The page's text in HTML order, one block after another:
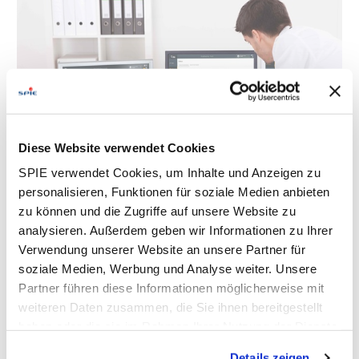
Diese Website verwendet Cookies
SPIE verwendet Cookies, um Inhalte und Anzeigen zu
personalisieren, Funktionen für soziale Medien anbieten
zu können und die Zugriffe auf unsere Website zu
analysieren. Außerdem geben wir Informationen zu Ihrer
Verwendung unserer Website an unsere Partner für
soziale Medien, Werbung und Analyse weiter. Unsere
Partner führen diese Informationen möglicherweise mit
weiteren Daten zusammen, die Sie ihnen bereitgestellt
AM Suite - Das modulare
Assetmanagement-System
Baueinsatzkabel